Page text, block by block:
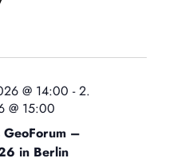
GeoForum –
in Berlin
@ 14:00 -2.
@ 15:00